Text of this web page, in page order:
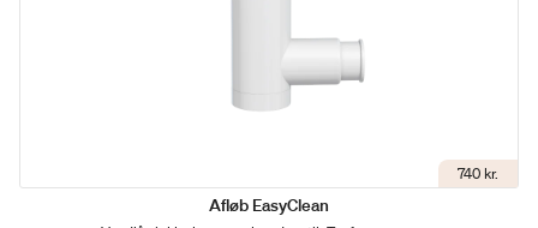
740 kr.
Afløb EasyClean